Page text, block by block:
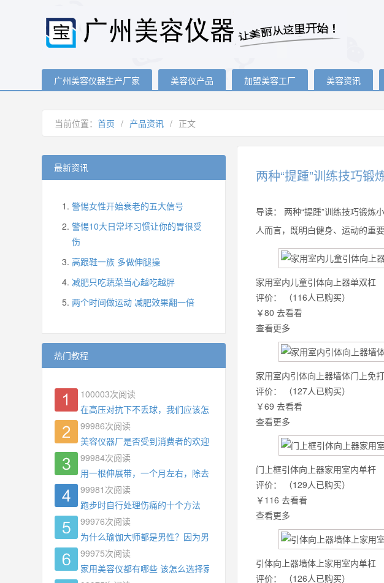
广州美容仪器生产厂家 美容仪产品 加盟美容工厂 美容资讯
当前位置： 首页 / 产品资讯 / 正文
两种“提踵”训练技巧锻
导读：
两种“提踵”训练技巧锻炼
人而言，既明白健身、运动的重
家用室内儿童引体向上器单双杠
评价：
（116人已购买）
￥80 去看看
查看更多
家用室内引体向上器墙体门上免
评价：
（127人已购买）
￥69 去看看
查看更多
门上框引体向上器家用室内单杆
评价：
（129人已购买）
￥116 去看看
查看更多
引体向上器墙体上家用室内单杠
评价：
（126人已购买）
最新资讯
警惕女性开始衰老的五大信号
警惕10大日常坏习惯让你的胃很受
伤
高跟鞋一族 多做伸腿操
减肥只吃蔬菜当心越吃越胖
两个时间做运动 减肥效果翻一倍
热门教程
100003次阅读
在高压对抗下不丢球，我们应该怎么练?
99986次阅读
美容仪器厂是否受到消费者的欢迎
99984次阅读
用一根伸展带，一个月左右，除去了手臂拜拜肉，背也变薄了
99981 次阅读
跑步时自行处理伤痛的十个方法
99976次阅读
为什么瑜伽大师都是男性？因为男权，让女性失去同等的机会
99975次阅读
家用美容仪都有哪些 该怎么选择家用美容仪